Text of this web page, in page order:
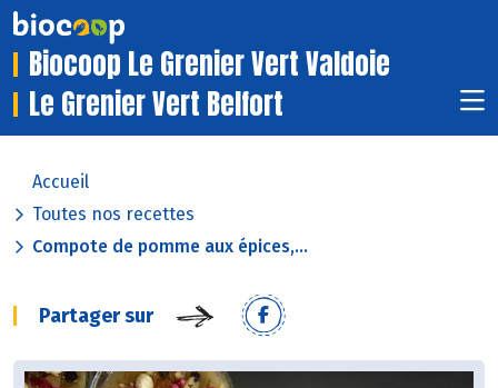
Biocoop Le Grenier Vert Valdoie
Le Grenier Vert Belfort
Accueil
Toutes nos recettes
Compote de pomme aux épices,...
Partager sur